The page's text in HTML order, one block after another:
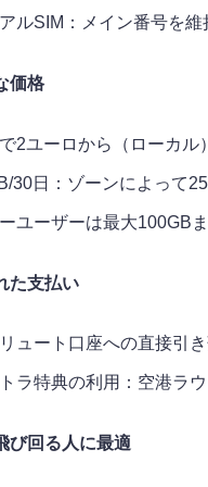
ルSIM：メイン番号を維
価格
2ユーロから（ローカル）
30日：ゾーンによって
ユーザーは最大100GB
た支払い
ュート口座への直接引
ラ特典の利用：空港ラ
び回る人に最適